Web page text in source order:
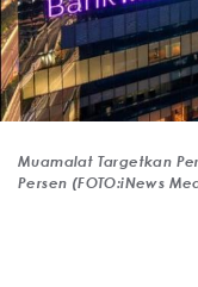
Muamalat Targetkan
Persen (FOTO:iNews